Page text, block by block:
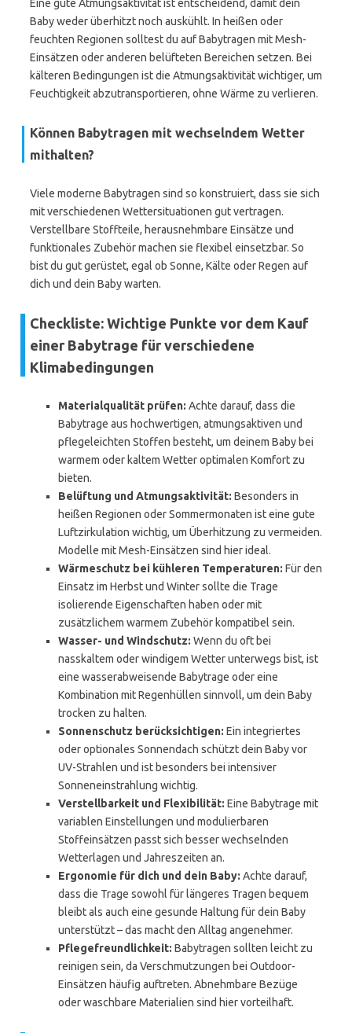
Eine gute Atmungsaktivität ist entscheidend, damit dein
Baby weder überhitzt noch auskühlt. In heißen oder
feuchten Regionen solltest du auf Babytragen mit Mesh-
Einsätzen oder anderen belüfteten Bereichen setzen. Bei
kälteren Bedingungen ist die Atmungsaktivität wichtiger, um
Feuchtigkeit abzutransportieren, ohne Wärme zu verlieren.
Können Babytragen mit wechselndem Wetter
mithalten?
Viele moderne Babytragen sind so konstruiert, dass sie sich
mit verschiedenen Wettersituationen gut vertragen.
Verstellbare Stoffteile, herausnehmbare Einsätze und
funktionales Zubehör machen sie flexibel einsetzbar. So
bist du gut gerüstet, egal ob Sonne, Kälte oder Regen auf
dich und dein Baby warten.
Checkliste: Wichtige Punkte vor dem Kauf
einer Babytrage für verschiedene
Klimabedingungen
Materialqualität prüfen: Achte darauf, dass die
Babytrage aus hochwertigen, atmungsaktiven und
pflegeleichten Stoffen besteht, um deinem Baby bei
warmem oder kaltem Wetter optimalen Komfort zu
bieten.
Belüftung und Atmungsaktivität: Besonders in
heißen Regionen oder Sommermonaten ist eine gute
Luftzirkulation wichtig, um Überhitzung zu vermeiden.
Modelle mit Mesh-Einsätzen sind hier ideal.
Wärmeschutz bei kühleren Temperaturen: Für den
Einsatz im Herbst und Winter sollte die Trage
isolierende Eigenschaften haben oder mit
zusätzlichem warmem Zubehör kompatibel sein.
Wasser- und Windschutz: Wenn du oft bei
nasskaltem oder windigem Wetter unterwegs bist, ist
eine wasserabweisende Babytrage oder eine
Kombination mit Regenhüllen sinnvoll, um dein Baby
trocken zu halten.
Sonnenschutz berücksichtigen: Ein integriertes
oder optionales Sonnendach schützt dein Baby vor
UV-Strahlen und ist besonders bei intensiver
Sonneneinstrahlung wichtig.
Verstellbarkeit und Flexibilität: Eine Babytrage mit
variablen Einstellungen und modulierbaren
Stoffeinsätzen passt sich besser wechselnden
Wetterlagen und Jahreszeiten an.
Ergonomie für dich und dein Baby: Achte darauf,
dass die Trage sowohl für längeres Tragen bequem
bleibt als auch eine gesunde Haltung für dein Baby
unterstützt – das macht den Alltag angenehmer.
Pflegefreundlichkeit: Babytragen sollten leicht zu
reinigen sein, da Verschmutzungen bei Outdoor-
Einsätzen häufig auftreten. Abnehmbare Bezüge
oder waschbare Materialien sind hier vorteilhaft.